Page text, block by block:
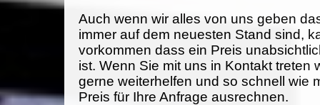
Auch wenn wir alles von uns geben
immer auf dem neuesten Stand sind,
vorkommen dass ein Preis
ist. Wenn Sie mit uns in Kontakt treten
gerne weiterhelfen und so schnell wie
Preis für Ihre Anfrage ausrechnen.